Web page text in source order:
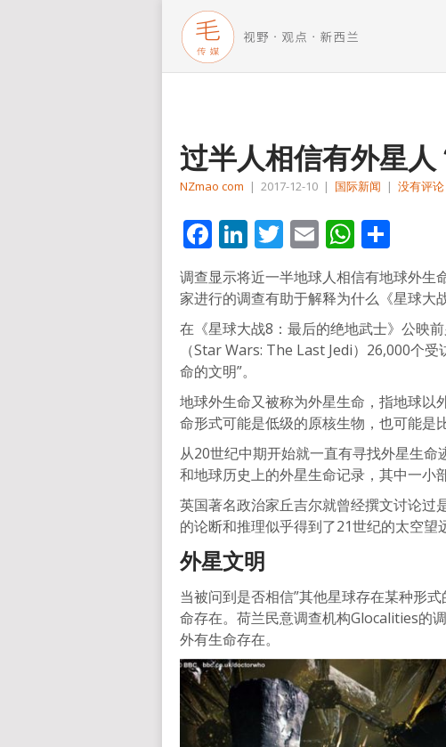
过半人相信有外星
NZmao com | 2017-12-10 | 国际新闻 | 没有评论
Facebook
LinkedIn
Twitter
Email
享
调查显示将近一半地球人相信有地球外生
家进行的调查有助于解释为什么《星球大
在《星球大战8：最后的绝地武士》公映
（Star Wars: The Last Jedi）26,000个
命的文明”。
地球外生命又被称为外星生命，指地球以
命形式可能是低级的原核生物，也可能是
从20世纪中期开始就一直有寻找外星生
和地球历史上的外星生命记录，其中一小
英国著名政治家丘吉尔就曾经撰文讨论过
的论断和推理似乎得到了21世纪的太空望
外星文明
当被问到是否相信”其他星球存在某种形
命存在。荷兰民意调查机构Glocalities的
外有生命存在。